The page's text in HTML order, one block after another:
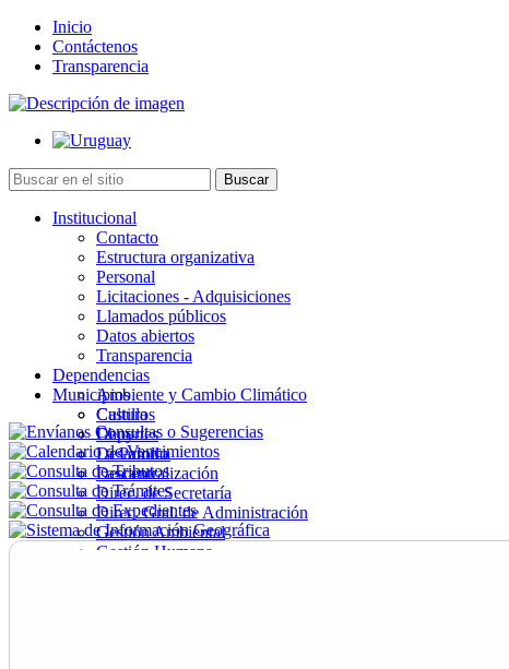
Inicio
Contáctenos
Transparencia
Institucional
Contacto
Estructura organizativa
Personal
Licitaciones - Adquisiciones
Llamados públicos
Datos abiertos
Transparencia
Dependencias
Ambiente y Cambio Climático
Cultura
Deportes
Desarrollo
Descentralización
Direc. de Secretaría
Direc. Gral. de Administración
Gestión Ambiental
Gestión Humana
Municipios
Castillos
Chuy
La Paloma
Lascano